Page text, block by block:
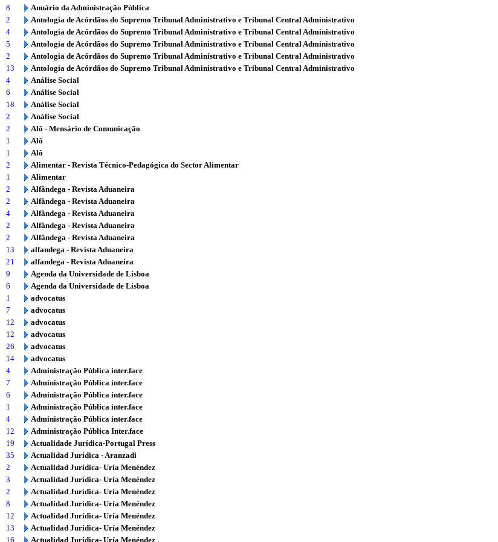
8
Anuário da Administração Pública
2
Antologia de Acórdãos do Supremo Tribunal Administrativo e Tribunal Central Administrativo
4
Antologia de Acórdãos do Supremo Tribunal Administrativo e Tribunal Central Administrativo
5
Antologia de Acórdãos do Supremo Tribunal Administrativo e Tribunal Central Administrativo
2
Antologia de Acórdãos do Supremo Tribunal Administrativo e Tribunal Central Administrativo
13
Antologia de Acórdãos do Supremo Tribunal Administrativo e Tribunal Central Administrativo
4
Análise Social
6
Análise Social
18
Análise Social
2
Análise Social
2
Alô - Mensário de Comunicação
1
Alô
1
Alô
2
Alimentar - Revista Técnico-Pedagógica do Sector Alimentar
1
Alimentar
2
Alfândega - Revista Aduaneira
2
Alfândega - Revista Aduaneira
4
Alfândega - Revista Aduaneira
2
Alfândega - Revista Aduaneira
2
Alfândega - Revista Aduaneira
13
alfandega - Revista Aduaneira
21
alfandega - Revista Aduaneira
9
Agenda da Universidade de Lisboa
6
Agenda da Universidade de Lisboa
1
advocatus
7
advocatus
12
advocatus
12
advocatus
26
advocatus
14
advocatus
4
Administração Pública inter.face
7
Administração Pública inter.face
6
Administração Pública inter.face
1
Administração Pública inter.face
4
Administração Pública inter.face
12
Administração Pública Inter.face
19
Actualidade Jurídica-Portugal Press
35
Actualidad Jurídica - Aranzadi
2
Actualidad Jurídica- Uría Menéndez
3
Actualidad Jurídica- Uría Menéndez
2
Actualidad Jurídica- Uría Menéndez
8
Actualidad Jurídica- Uría Menéndez
12
Actualidad Jurídica- Uría Menéndez
13
Actualidad Jurídica- Uría Menéndez
16
Actualidad Jurídica- Uría Menéndez